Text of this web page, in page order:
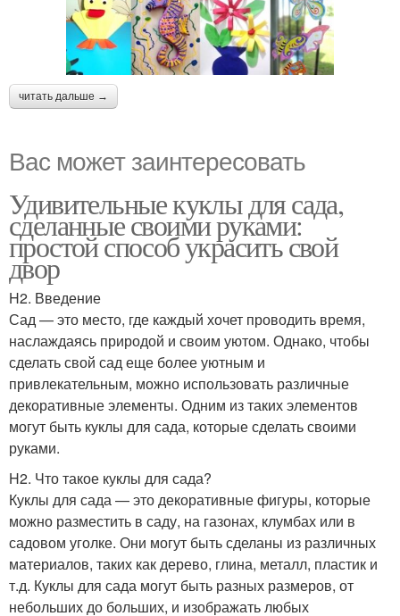
читать дальше →
Вас может заинтересовать
Удивительные куклы для сада,
сделанные своими руками:
простой способ украсить свой
двор
H2. Введение
Сад — это место, где каждый хочет проводить время,
наслаждаясь природой и своим уютом. Однако, чтобы
сделать свой сад еще более уютным и
привлекательным, можно использовать различные
декоративные элементы. Одним из таких элементов
могут быть куклы для сада, которые сделать своими
руками.
H2. Что такое куклы для сада?
Куклы для сада — это декоративные фигуры, которые
можно разместить в саду, на газонах, клумбах или в
садовом уголке. Они могут быть сделаны из различных
материалов, таких как дерево, глина, металл, пластик и
т.д. Куклы для сада могут быть разных размеров, от
небольших до больших, и изображать любых